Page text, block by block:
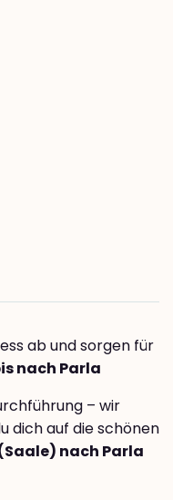
ab und sorgen für
nach Parla
– wir
dich auf die schönen
nach Parla